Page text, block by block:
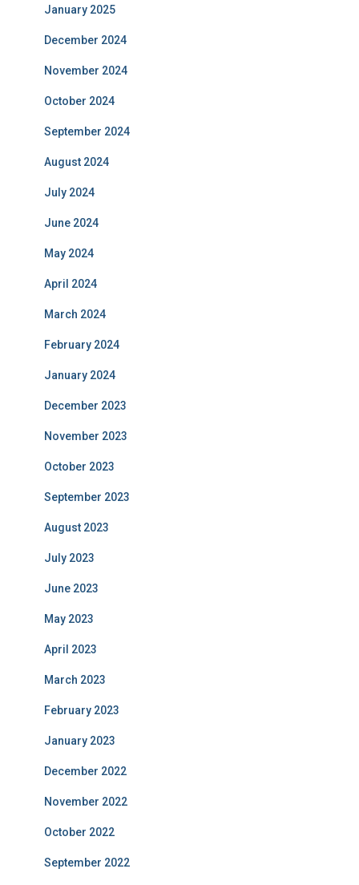
January 2025
December 2024
November 2024
October 2024
September 2024
August 2024
July 2024
June 2024
May 2024
April 2024
March 2024
February 2024
January 2024
December 2023
November 2023
October 2023
September 2023
August 2023
July 2023
June 2023
May 2023
April 2023
March 2023
February 2023
January 2023
December 2022
November 2022
October 2022
September 2022